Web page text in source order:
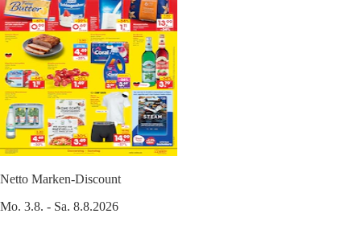
Netto Marken-Discount
Mo. 3.8. - Sa. 8.8.2026